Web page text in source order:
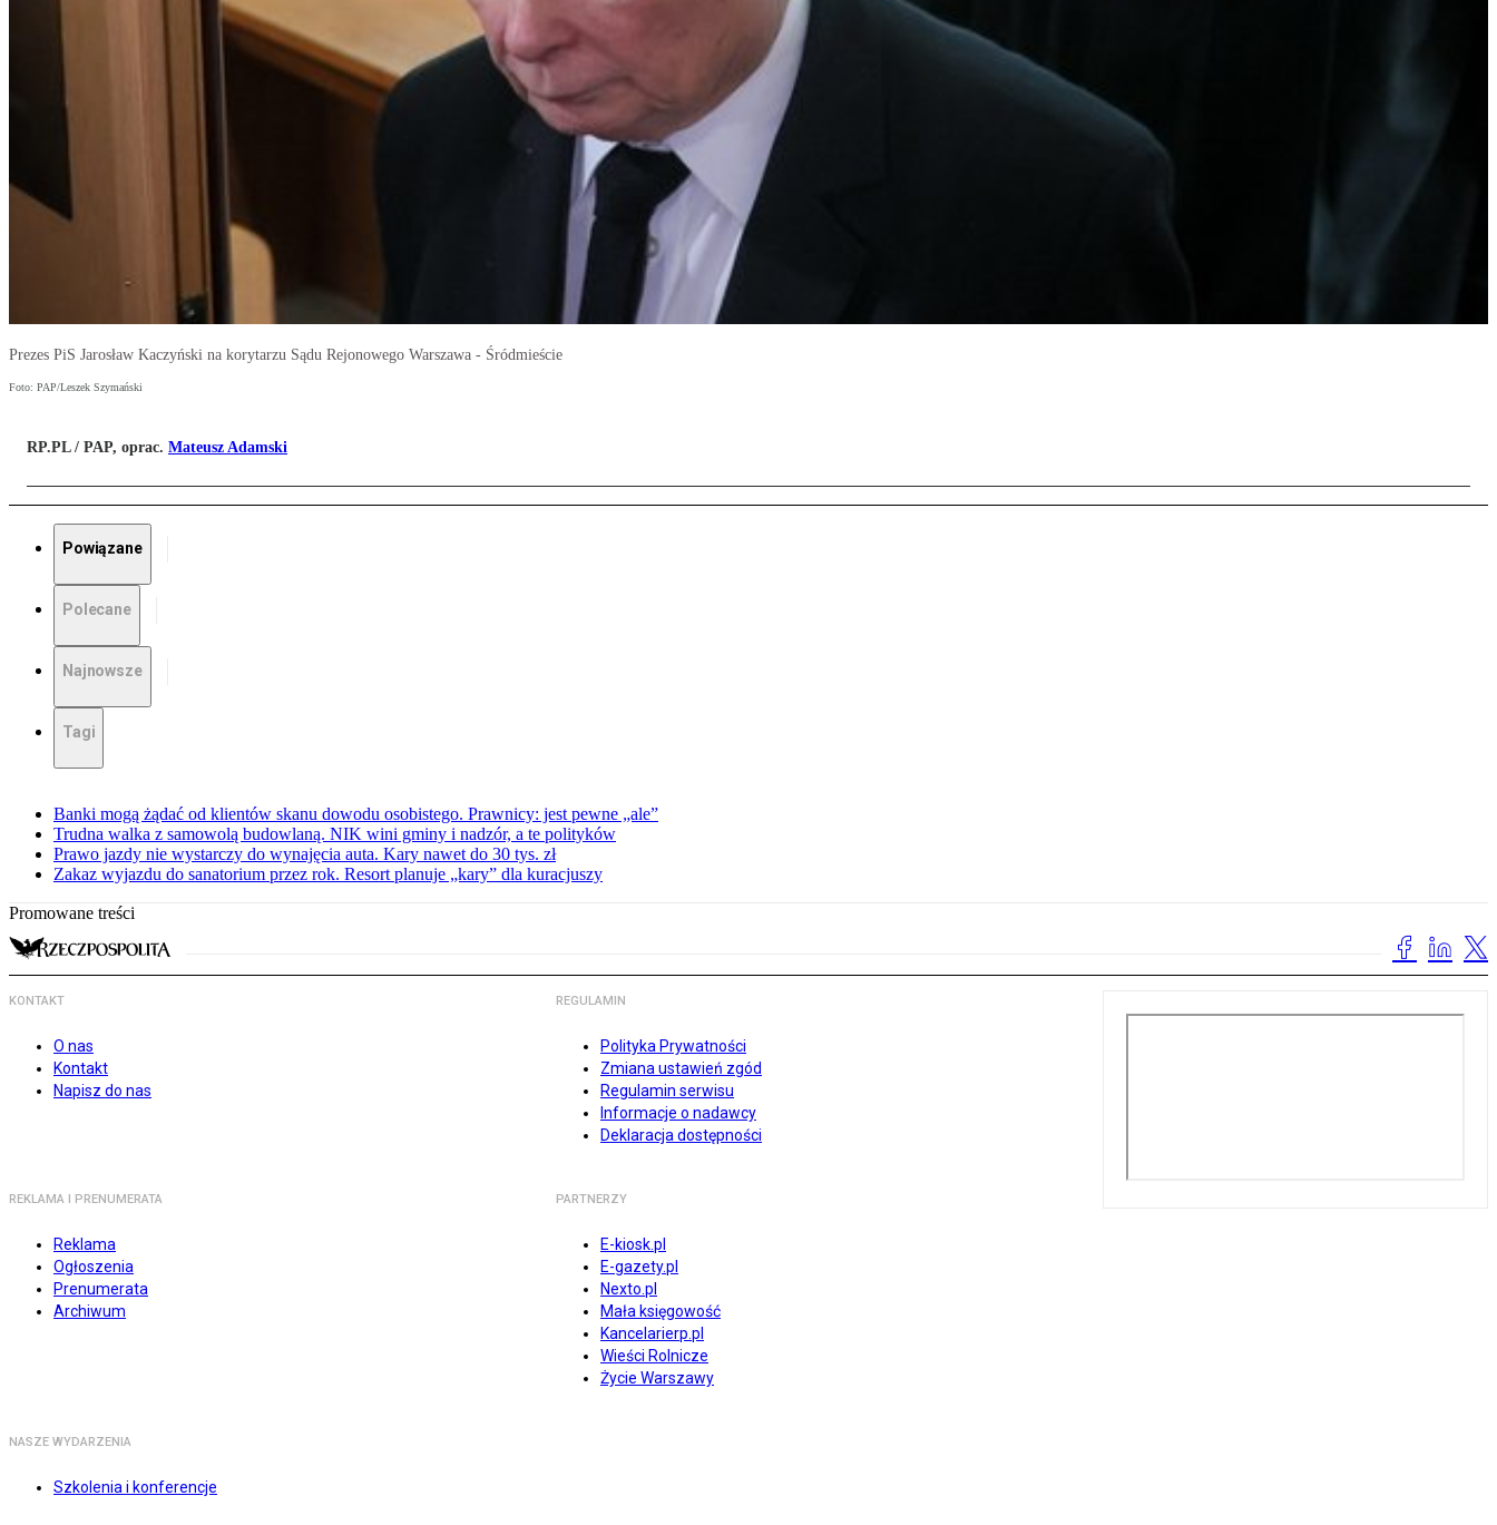
Prezes PiS Jarosław Kaczyński na korytarzu Sądu Rejonowego Warszawa - Śródmieście
Foto: PAP/Leszek Szymański
RP.PL / PAP, oprac. Mateusz Adamski
Powiązane
Polecane
Najnowsze
Tagi
Banki mogą żądać od klientów skanu dowodu osobistego. Prawnicy: jest pewne „ale”
Trudna walka z samowolą budowlaną. NIK wini gminy i nadzór, a te polityków
Prawo jazdy nie wystarczy do wynajęcia auta. Kary nawet do 30 tys. zł
Zakaz wyjazdu do sanatorium przez rok. Resort planuje „kary” dla kuracjuszy
Promowane treści
KONTAKT
O nas
Kontakt
Napisz do nas
REGULAMIN
Polityka Prywatności
Zmiana ustawień zgód
Regulamin serwisu
Informacje o nadawcy
Deklaracja dostępności
REKLAMA I PRENUMERATA
Reklama
Ogłoszenia
Prenumerata
Archiwum
PARTNERZY
E-kiosk.pl
E-gazety.pl
Nexto.pl
Mała księgowość
Kancelarierp.pl
Wieści Rolnicze
Życie Warszawy
NASZE WYDARZENIA
Szkolenia i konferencje